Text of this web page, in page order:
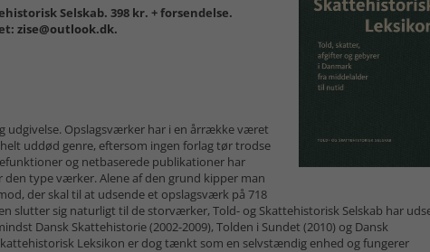
Selskab. 398 kr. + forsendelse.
zise@outlook.dk.
udgivelse. Opslagsværker har i en årrække været
uddød genre, eftersom ingen forlag tør trodse
og netbaserede publikationer har
type værker. Alene af den grund kipper man
der skal til at udsende et opslagsværk på 718
slutter sig naturligt til de storværker, Told- og Skattehistorisk Selskab har
Dansk Skattehistorie (2002-2009), Tolden i Sundet (2010) og Dansk
Leksikon er dog tænkt som en selvstændig enhed og fungerer